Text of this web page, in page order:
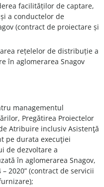
facilităților de captare,
a conductelor de
(contract de proiectare și
rețelelor de distribuție a
în aglomerarea Snagov
managementul
Pregătirea Proiectelor
Atribuire inclusiv Asistenţă
pe durata execuţiei
de dezvoltare a
în aglomerarea Snagov,
2020” (contract de servicii